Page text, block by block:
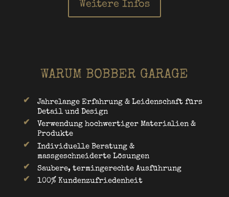
Weitere Infos
WARUM BOBBER GARAGE
Jahrelange Erfahrung & Leidenschaft fürs
Detail und Design
Verwendung hochwertiger Materialien &
Produkte
Individuelle Beratung &
massgeschneiderte Lösungen
Saubere, termingerechte Ausführung
100% Kundenzufriedenheit